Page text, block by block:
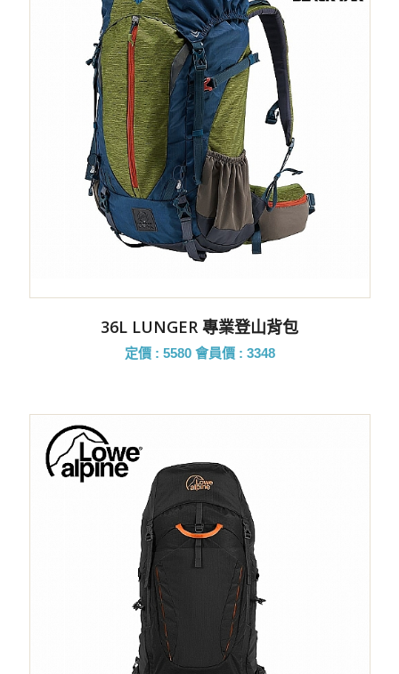
36L LUNGER 專業登山背包
定價 : 5580 會員價 : 3348